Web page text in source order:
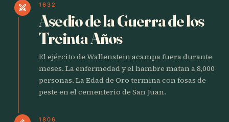
swords 1632
Asedio de la Guerra de los
Treinta Años
El ejército de Wallenstein acampa fuera durante
meses. La enfermedad y el hambre matan a 8,000
personas. La Edad de Oro termina con fosas de
peste en el cementerio de San Juan.
1806